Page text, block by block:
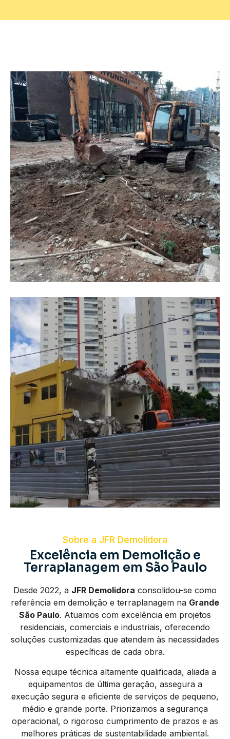
Sobre a JFR Demolidora
Excelência em Demolição e
Terraplanagem em São Paulo
Desde 2022, a JFR Demolidora consolidou-se como
referência em demolição e terraplanagem na Grande
São Paulo. Atuamos com excelência em projetos
residenciais, comerciais e industriais, oferecendo
soluções customizadas que atendem às necessidades
específicas de cada obra.
Nossa equipe técnica altamente qualificada, aliada a
equipamentos de última geração, assegura a
execução segura e eficiente de serviços de pequeno,
médio e grande porte. Priorizamos a segurança
operacional, o rigoroso cumprimento de prazos e as
melhores práticas de sustentabilidade ambiental.